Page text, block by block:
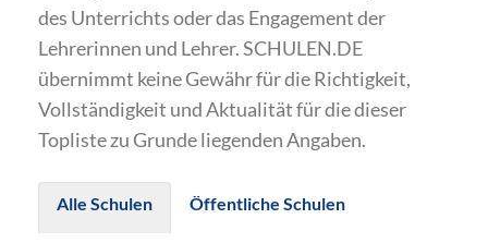
des Unterrichts oder das Engagement der
Lehrerinnen und Lehrer. SCHULEN.DE
übernimmt keine Gewähr für die Richtigkeit,
Vollständigkeit und Aktualität für die dieser
Topliste zu Grunde liegenden Angaben.
Alle Schulen Öffentliche Schulen